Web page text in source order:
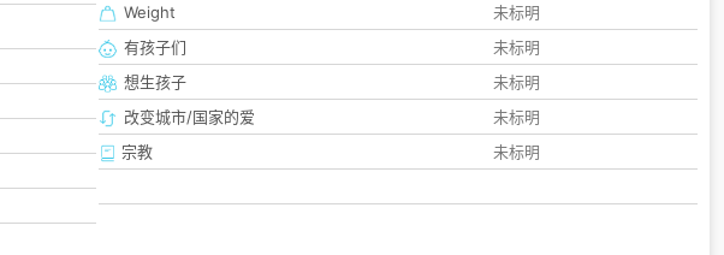
Weight
未标明
有孩子们
未标明
想生孩子
未标明
改变城市/国家的爱
未标明
宗教
未标明